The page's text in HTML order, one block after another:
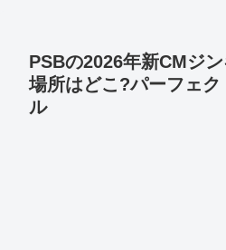
PSBの2026年新CMジ
場所はどこ?パーフェ
ル